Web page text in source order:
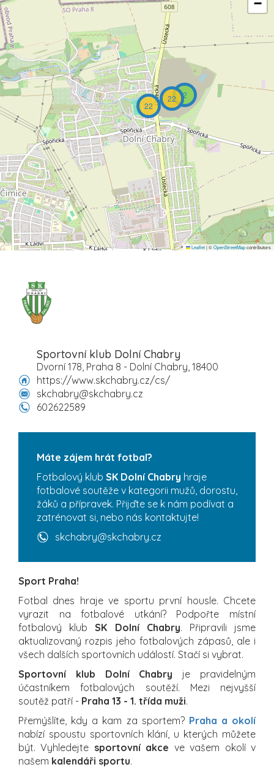
2
22
22
−
Leaflet|©OpenStreetMapcontributors
Sportovní klub Dolní Chabry
Dvorní 178, Praha 8 - Dolní Chabry, 18400
https://www.skchabry.cz/cs/
skchabry@skchabry.cz
602622589
Máte zájem hrát fotbal?
Fotbalový klub SK Dolní Chabry hraje
fotbalové soutěže v kategorii mužů, dorostu,
žáků a přípravek. Přijďte se k nám podívat a
zatrénovat si, nebo nás kontaktujte!
skchabry@skchabry.cz
Sport Praha!
Fotbal dnes hraje ve sportu první housle. Chcete
vyrazit na fotbalové utkání? Podpořte místní
fotbalový klubSK Dolní Chabry. Připravili jsme
aktualizovaný rozpis jeho fotbalových zápasů, ale i
všech dalších sportovních událostí. Stačí si vybrat.
Sportovní klub Dolní Chabry je pravidelným
účastníkem fotbalových soutěží. Mezi nejvyšší
soutěž patří - Praha 13 - 1. třída muži.
Přemýšlíte, kdy a kam za sportem? Praha a okolí
nabízí spoustu sportovních klání, u kterých můžete
být. Vyhledejte sportovní akce ve vašem okolí v
našem kalendáři sportu.